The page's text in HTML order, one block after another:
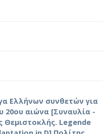
Ελλήνων συνθετών για
20ου αιώνα [Συναυλία -
Θεμιστοκλής. Legende